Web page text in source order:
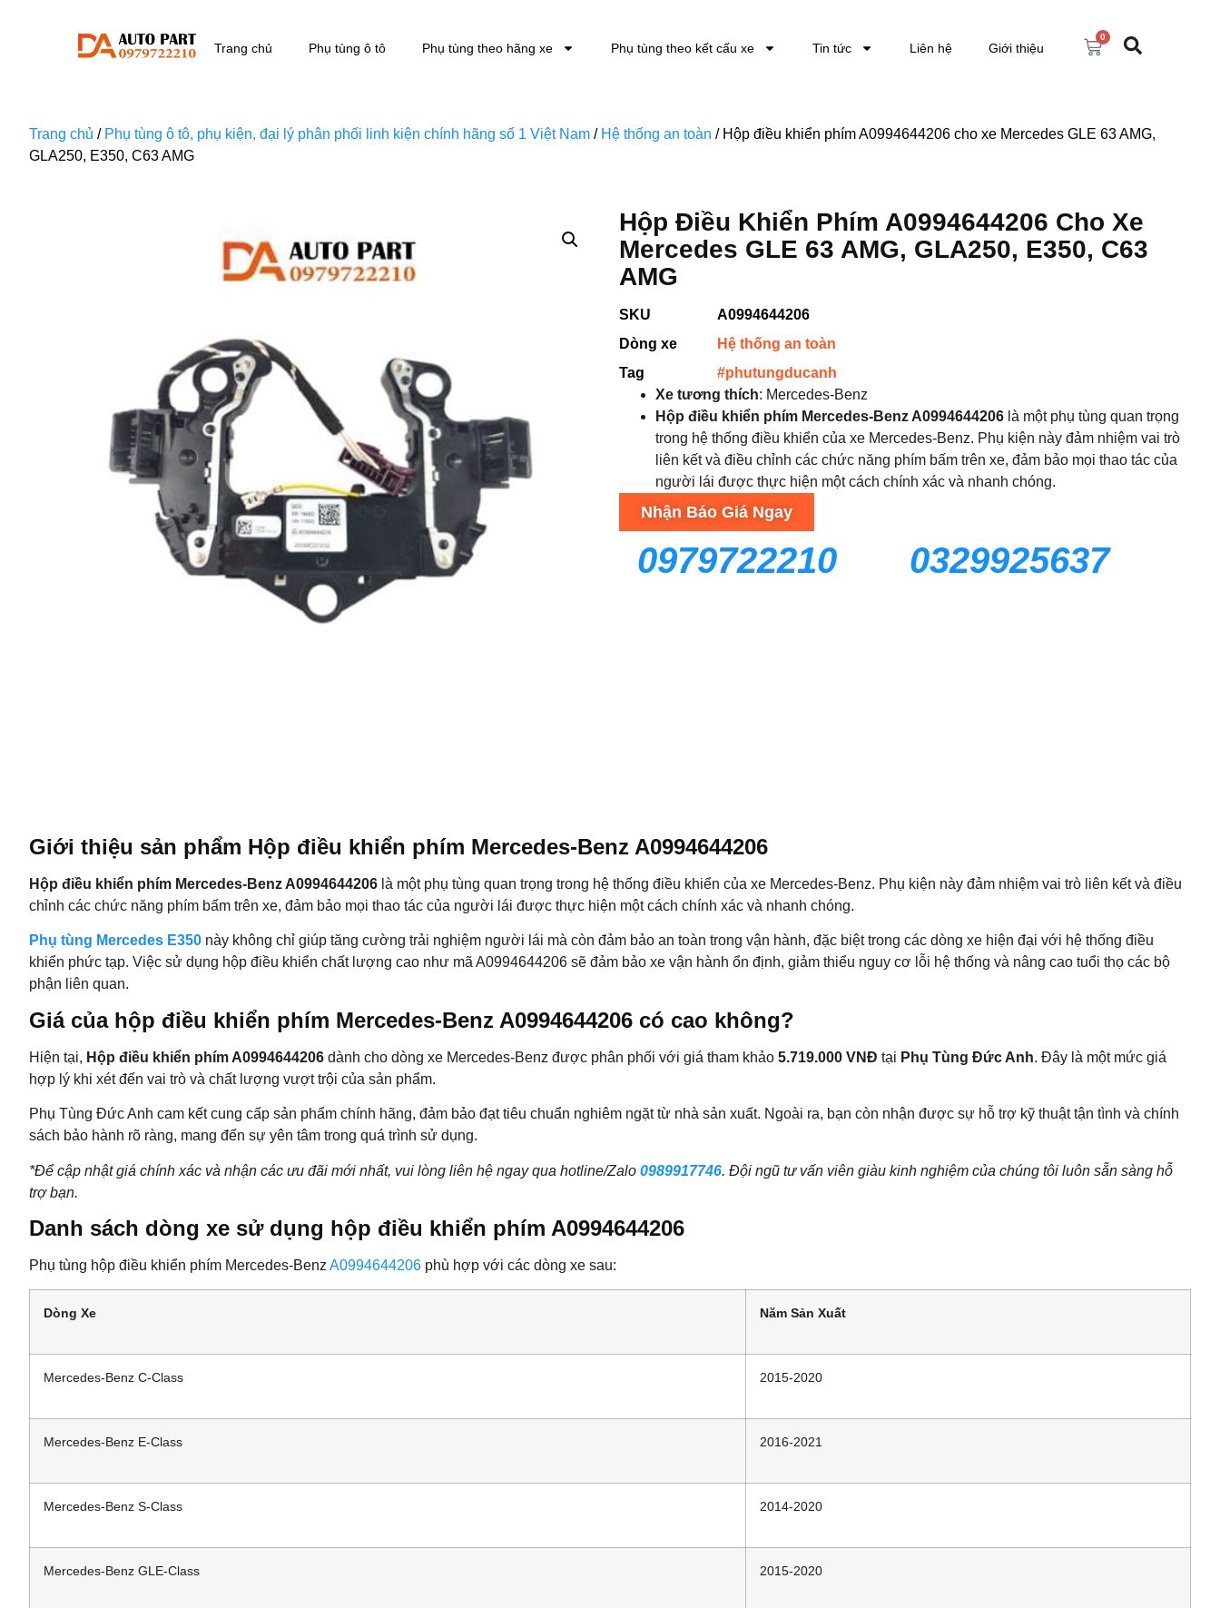
Trang chủ Phụ tùng ô tô Phụ tùng theo hãng xe Phụ tùng theo kết cấu xe Tin tức Liên hệ Giới thiệu
0
Trang chủ / Phụ tùng ô tô, phụ kiện, đại lý phân phối linh kiện chính hãng số 1 Việt Nam / Hệ thống an toàn / Hộp điều khiển phím A0994644206 cho xe Mercedes GLE 63 AMG,
GLA250, E350, C63 AMG
Hộp Điều Khiển Phím A0994644206 Cho Xe
Mercedes GLE 63 AMG, GLA250, E350, C63
AMG
SKU
A0994644206
Dòng xe
Hệ thống an toàn
Tag
#phutungducanh
Xe tương thích: Mercedes-Benz
Hộp điều khiển phím Mercedes-Benz A0994644206 là một phụ tùng quan trọng
trong hệ thống điều khiển của xe Mercedes-Benz. Phụ kiện này đảm nhiệm vai trò
liên kết và điều chỉnh các chức năng phím bấm trên xe, đảm bảo mọi thao tác của
người lái được thực hiện một cách chính xác và nhanh chóng.
Nhận Báo Giá Ngay
0979722210 0329925637
Giới thiệu sản phẩm Hộp điều khiển phím Mercedes-Benz A0994644206
Hộp điều khiển phím Mercedes-Benz A0994644206 là một phụ tùng quan trọng trong hệ thống điều khiển của xe Mercedes-Benz. Phụ kiện này đảm nhiệm vai trò liên kết và điều
chỉnh các chức năng phím bấm trên xe, đảm bảo mọi thao tác của người lái được thực hiện một cách chính xác và nhanh chóng.
Phụ tùng Mercedes E350 này không chỉ giúp tăng cường trải nghiệm người lái mà còn đảm bảo an toàn trong vận hành, đặc biệt trong các dòng xe hiện đại với hệ thống điều
khiển phức tạp. Việc sử dụng hộp điều khiển chất lượng cao như mã A0994644206 sẽ đảm bảo xe vận hành ổn định, giảm thiểu nguy cơ lỗi hệ thống và nâng cao tuổi thọ các bộ
phận liên quan.
Giá của hộp điều khiển phím Mercedes-Benz A0994644206 có cao không?
Hiện tại, Hộp điều khiển phím A0994644206 dành cho dòng xe Mercedes-Benz được phân phối với giá tham khảo 5.719.000 VNĐ tại Phụ Tùng Đức Anh. Đây là một mức giá
hợp lý khi xét đến vai trò và chất lượng vượt trội của sản phẩm.
Phụ Tùng Đức Anh cam kết cung cấp sản phẩm chính hãng, đảm bảo đạt tiêu chuẩn nghiêm ngặt từ nhà sản xuất. Ngoài ra, bạn còn nhận được sự hỗ trợ kỹ thuật tận tình và chính
sách bảo hành rõ ràng, mang đến sự yên tâm trong quá trình sử dụng.
*Để cập nhật giá chính xác và nhận các ưu đãi mới nhất, vui lòng liên hệ ngay qua hotline/Zalo 0989917746. Đội ngũ tư vấn viên giàu kinh nghiệm của chúng tôi luôn sẵn sàng hỗ
trợ bạn.
Danh sách dòng xe sử dụng hộp điều khiển phím A0994644206
Phụ tùng hộp điều khiển phím Mercedes-Benz A0994644206 phù hợp với các dòng xe sau:
Dòng Xe Năm Sản Xuất
Mercedes-Benz C-Class 2015-2020
Mercedes-Benz E-Class 2016-2021
Mercedes-Benz S-Class 2014-2020
Mercedes-Benz GLE-Class 2015-2020